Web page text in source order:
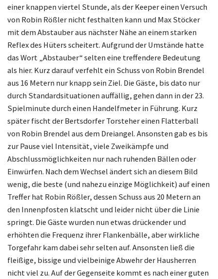
einer knappen viertel Stunde, als der Keeper einen Versuch
von Robin Rößler nicht festhalten kann und Max Stöcker
mit dem Abstauber aus nächster Nähe an einem starken
Reflex des Hüters scheitert. Aufgrund der Umstände hatte
das Wort „Abstauber“ selten eine treffendere Bedeutung
als hier. Kurz darauf verfehlt ein Schuss von Robin Brendel
aus 16 Metern nur knapp sein Ziel. Die Gäste, bis dato nur
durch Standardsituationen auffällig, gehen dann in der 23.
Spielminute durch einen Handelfmeter in Führung. Kurz
später fischt der Bertsdorfer Torsteher einen Flatterball
von Robin Brendel aus dem Dreiangel. Ansonsten gab es bis
zur Pause viel Intensität, viele Zweikämpfe und
Abschlussmöglichkeiten nur nach ruhenden Bällen oder
Einwürfen. Nach dem Wechsel ändert sich an diesem Bild
wenig, die beste (und nahezu einzige Möglichkeit) auf einen
Treffer hat Robin Rößler, dessen Schuss aus 20 Metern an
den Innenpfosten klatscht und leider nicht über die Linie
springt. Die Gäste wurden nun etwas drückender und
erhöhten die Frequenz ihrer Flankenbälle, aber wirkliche
Torgefahr kam dabei sehr selten auf. Ansonsten ließ die
fleißige, bissige und vielbeinige Abwehr der Hausherren
nicht viel zu. Auf der Gegenseite kommt es nach einer guten